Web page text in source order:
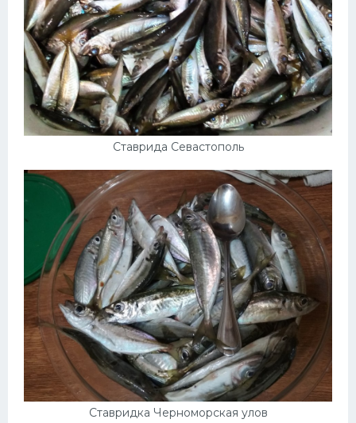
Ставрида Севастополь
Ставридка Черноморская улов